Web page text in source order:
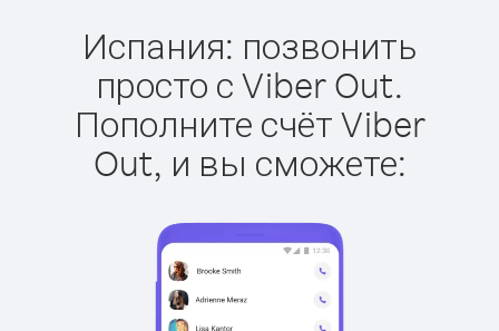
Испания: позвонить
просто с Viber Out.
Пополните счёт Viber
Out, и вы сможете: